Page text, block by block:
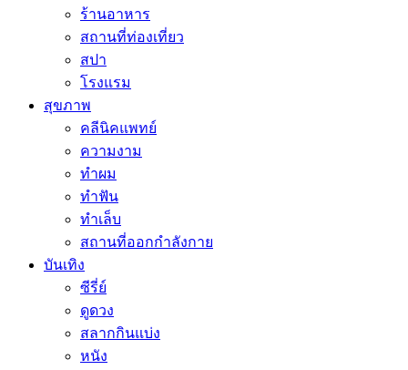
ร้านอาหาร
สถานที่ท่องเที่ยว
สปา
โรงแรม
สุขภาพ
คลีนิคแพทย์
ความงาม
ทำผม
ทำฟัน
ทำเล็บ
สถานที่ออกกำลังกาย
บันเทิง
ซีรี่ย์
ดูดวง
สลากกินแบ่ง
หนัง